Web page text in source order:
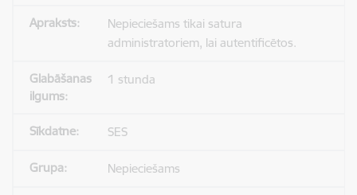
Nepieciešams tikai satura
administratoriem, lai autentificētos.
1 stunda
SES
Nepieciešams